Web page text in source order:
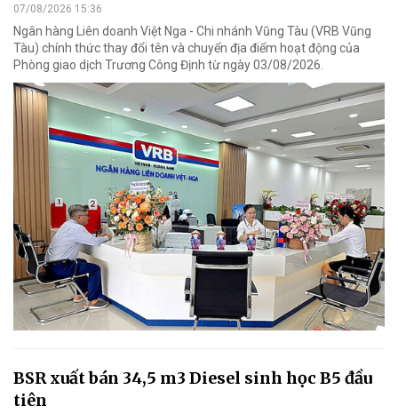
07/08/2026 15:36
Ngân hàng Liên doanh Việt Nga - Chi nhánh Vũng Tàu (VRB Vũng
Tàu) chính thức thay đổi tên và chuyển địa điểm hoạt động của
Phòng giao dịch Trương Công Định từ ngày 03/08/2026.
BSR xuất bán 34,5 m3 Diesel sinh học B5 đầu
tiên